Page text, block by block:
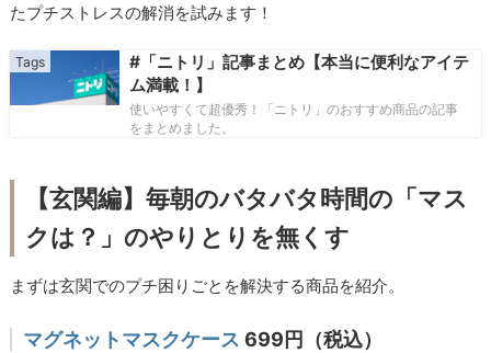
たプチストレスの解消を試みます！
#「ニトリ」記事まとめ【本当に便利なアイテ
ム満載！】
使いやすくて超優秀！「ニトリ」のおすすめ商品の記事
をまとめました。
【玄関編】毎朝のバタバタ時間の「マス
クは？」のやりとりを無くす
まずは玄関でのプチ困りごとを解決する商品を紹介。
マグネットマスクケース 699円（税込）